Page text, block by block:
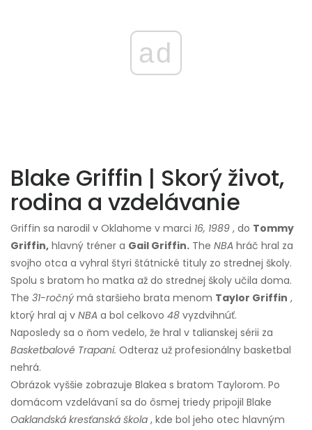
ad
Blake Griffin | Skorý život,
rodina a vzdelávanie
Griffin sa narodil v Oklahome v marci 16, 1989 , do Tommy
Griffin, hlavný tréner a Gail Griffin. The NBA hráč hral za
svojho otca a vyhral štyri štátnické tituly zo strednej školy.
Spolu s bratom ho matka až do strednej školy učila doma.
The 31-ročný má staršieho brata menom Taylor Griffin ,
ktorý hral aj v NBA a bol celkovo 48 vyzdvihnúť.
Naposledy sa o ňom vedelo, že hral v talianskej sérii za
Basketbalové Trapani. Odteraz už profesionálny basketbal
nehrá.
Obrázok vyššie zobrazuje Blakea s bratom Taylorom. Po
domácom vzdelávaní sa do ôsmej triedy pripojil Blake
Oaklandská kresťanská škola , kde bol jeho otec hlavným